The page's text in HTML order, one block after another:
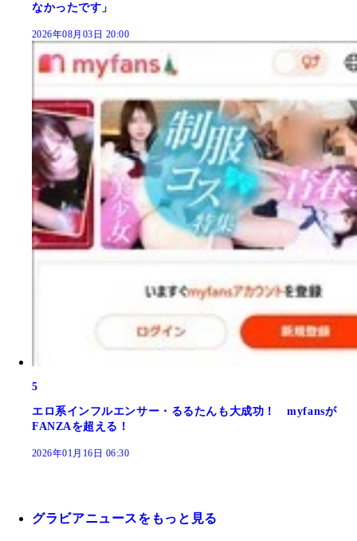
なかったです」
2026年08月03日 20:00
5
エロ系インフルエンサー・るるたんも大成功！ myfansが
FANZAを超える！
2026年01月16日 06:30
グラビアニュースをもっと見る